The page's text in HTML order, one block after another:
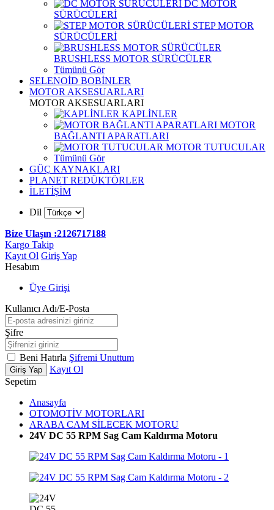
DC MOTOR
SÜRÜCÜLERİ
STEP MOTOR
SÜRÜCÜLERİ
BRUSHLESS MOTOR SÜRÜCÜLER
Tümünü Gör
SELENOİD BOBİNLER
MOTOR AKSESUARLARI
MOTOR AKSESUARLARI
KAPLİNLER
MOTOR
BAĞLANTI APARATLARI
MOTOR TUTUCULAR
Tümünü Gör
GÜÇ KAYNAKLARI
PLANET REDÜKTÖRLER
İLETİŞİM
Dil
Bize Ulaşın :2126717188
Kargo Takip
Kayıt Ol Giriş Yap
Hesabım
Üye Girişi
Kullanıcı Adı/E-Posta
Şifre
Beni Hatırla Şifremi Unuttum
Giriş Yap
Kayıt Ol
Sepetim
Anasayfa
OTOMOTİV MOTORLARI
ARABA CAM SİLECEK MOTORU
24V DC 55 RPM Sag Cam Kaldırma Motoru